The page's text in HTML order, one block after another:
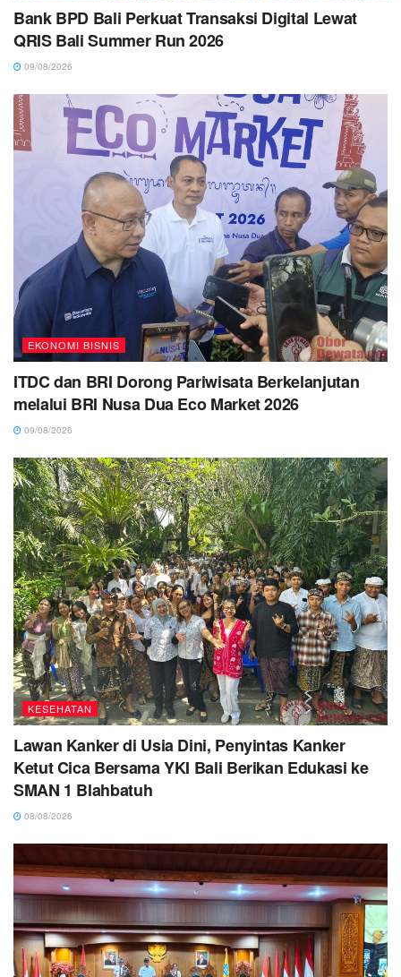
Bank BPD Bali Perkuat Transaksi Digital Lewat
QRIS Bali Summer Run 2026
09/08/2026
EKONOMI BISNIS
ITDC dan BRI Dorong Pariwisata Berkelanjutan
melalui BRI Nusa Dua Eco Market 2026
09/08/2026
KESEHATAN
Lawan Kanker di Usia Dini, Penyintas Kanker
Ketut Cica Bersama YKI Bali Berikan Edukasi ke
SMAN 1 Blahbatuh
08/08/2026